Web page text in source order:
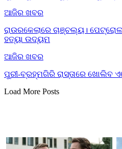
ଆଜିର ଖବର
ରାଉରକେଲାରେ ଚାଞ୍ଚଲ୍ୟ।
ହତ୍ୟା ଉଦ୍ୟମ
ଆଜିର ଖବର
ପୁରୀ-ବ୍ରହ୍ମଗିରି ରାସ୍ତାରେ ଖୋଲିବ
Load More Posts